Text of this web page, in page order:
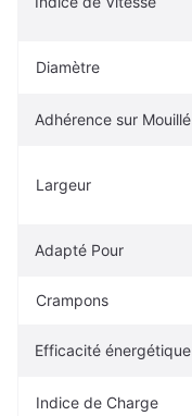
Diamètre
Adhérence sur Mouillé
Largeur
Adapté Pour
Crampons
Efficacité énergétique
Indice de Charge